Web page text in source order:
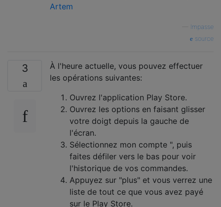
Artem
Impasse
source
3
À l'heure actuelle, vous pouvez effectuer
les opérations suivantes:
Ouvrez l'application Play Store.
Ouvrez les options en faisant glisser
votre doigt depuis la gauche de
l'écran.
Sélectionnez mon compte ", puis
faites défiler vers le bas pour voir
l'historique de vos commandes.
Appuyez sur "plus" et vous verrez une
liste de tout ce que vous avez payé
sur le Play Store.